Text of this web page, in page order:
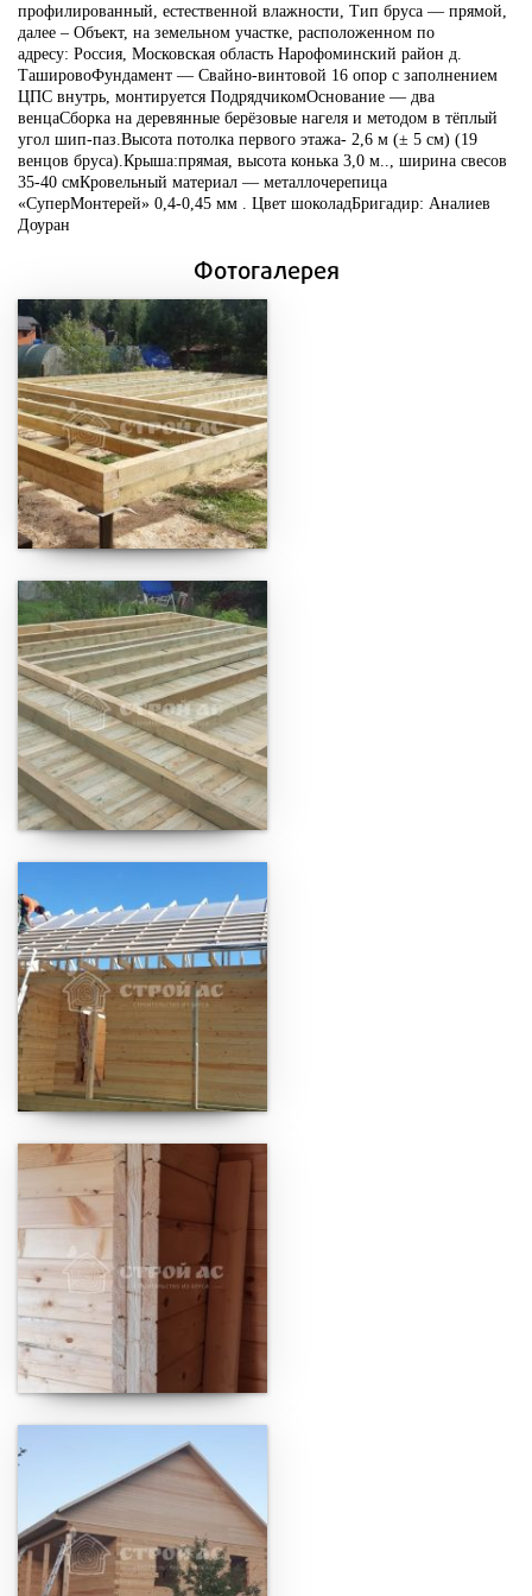
профилированный, естественной влажности, Тип бруса — прямой,
далее – Объект, на земельном участке, расположенном по
адресу: Россия, Московская область Нарофоминский район д.
ТашировоФундамент — Свайно-винтовой 16 опор с заполнением
ЦПС внутрь, монтируется ПодрядчикомОснование — два
венцаСборка на деревянные берёзовые нагеля и методом в тёплый
угол шип-паз.Высота потолка первого этажа- 2,6 м (± 5 см) (19
венцов бруса).Крыша:прямая, высота конька 3,0 м.., ширина свесов
35-40 смКровельный материал — металлочерепица
«СуперМонтерей» 0,4-0,45 мм . Цвет шоколадБригадир: Аналиев
Доуран
Фотогалерея